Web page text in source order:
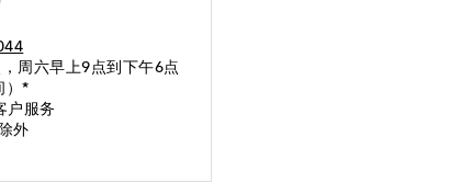
周六早上9点到下午6点
）*
户服务
外